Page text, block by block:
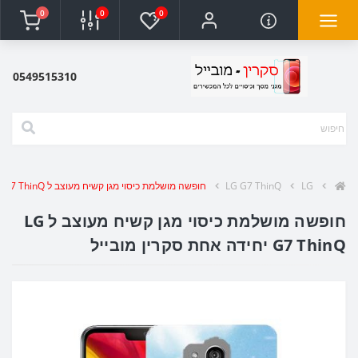
0
0
0
0549515310
LG
LG G7 ThinQ חופשה מושלמת כיסוי מגן קשיח מעוצב ל LG G7 ThinQ יחידה אחת סקרין מובייל
חופשה מושלמת כיסוי מגן קשיח מעוצב ל LG
G7 ThinQ יחידה אחת סקרין מובייל